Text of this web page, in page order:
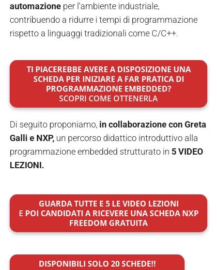
automazione per l'ambiente industriale,
contribuendo a ridurre i tempi di programmazione
rispetto a linguaggi tradizionali come C/C++.
TI PIACEREBBE AVERE A DISPOSIZIONE UNA
SCHEDA PER INIZIARE A FAR PRATICA DI
PROGRAMMAZIONE EMBEDDED?
SCOPRI COME OTTENERLA
Di seguito proponiamo, in collaborazione con Greta
Galli e NXP, un percorso didattico introduttivo alla
programmazione embedded strutturato in 5 VIDEO
LEZIONI.
GUARDA TUTTE E 5 LE VIDEO LEZIONI
E POI CANDIDATI A RICEVERE UNA SCHEDA NXP
FREEDOM GRATUITA
DISPONIBILI SOLO 20 SCHEDE!!